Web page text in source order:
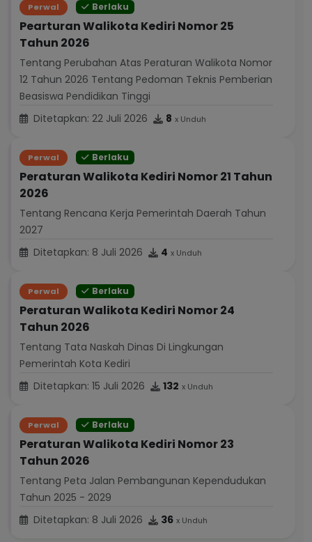
Perwal Berlaku
Pearturan Walikota Kediri Nomor 25
Tahun 2026
Tentang Perubahan Atas Peraturan Walikota Nomor
12 Tahun 2026 Tentang Pedoman Teknis Pemberian
Beasiswa Pendidikan Tinggi
Ditetapkan: 22 Juli 2026
8 x Unduh
Perwal Berlaku
Peraturan Walikota Kediri Nomor 21 Tahun
2026
Tentang Rencana Kerja Pemerintah Daerah Tahun
2027
Ditetapkan: 8 Juli 2026
4 x Unduh
Perwal Berlaku
Peraturan Walikota Kediri Nomor 24
Tahun 2026
Tentang Tata Naskah Dinas Di Lingkungan
Pemerintah Kota Kediri
Ditetapkan: 15 Juli 2026
132 x Unduh
Perwal Berlaku
Peraturan Walikota Kediri Nomor 23
Tahun 2026
Tentang Peta Jalan Pembangunan Kependudukan
Tahun 2025 - 2029
Ditetapkan: 8 Juli 2026
36 x Unduh